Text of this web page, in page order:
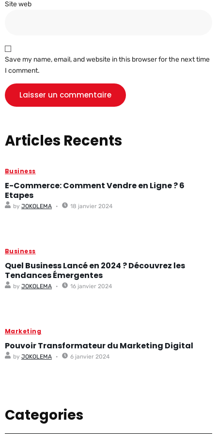
Site web
Save my name, email, and website in this browser for the next time
I comment.
Articles Recents
Business
E-Commerce: Comment Vendre en Ligne ? 6
Etapes
by JOKOLEMA 18 janvier 2024
Business
Quel Business Lancé en 2024 ? Découvrez les
Tendances Émergentes
by JOKOLEMA 16 janvier 2024
Marketing
Pouvoir Transformateur du Marketing Digital
by JOKOLEMA 6 janvier 2024
Categories